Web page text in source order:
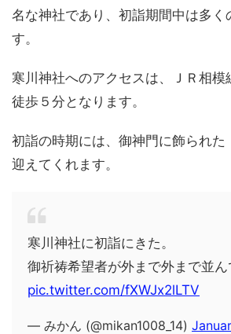
名な神社であり、初詣期間中は多く
す。
寒川神社へのアクセスは、ＪＲ相模
徒歩５分となります。
初詣の時期には、御神門に飾られた
迎えてくれます。
寒川神社に初詣にきた。
御祈祷希望者が外まで外まで並
pic.twitter.com/fXWJx2lLTV
— みかん (@mikan1008_14)